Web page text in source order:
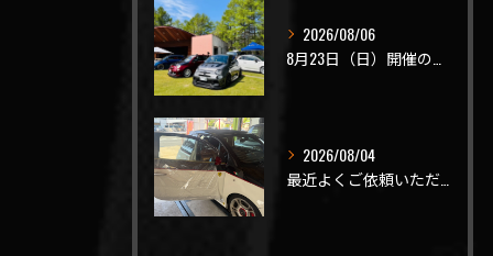
2026/08/06
2026/08/04